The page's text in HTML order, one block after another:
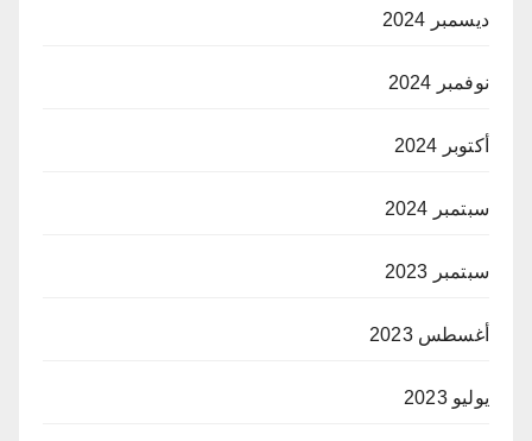
ديسمبر 2024
نوفمبر 2024
أكتوبر 2024
سبتمبر 2024
سبتمبر 2023
أغسطس 2023
يوليو 2023